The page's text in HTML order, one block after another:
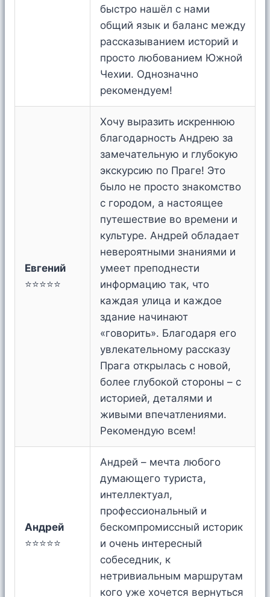
быстро нашёл с нами
общий язык и баланс между
рассказыванием историй и
просто любованием Южной
Чехии. Однозначно
рекомендуем!
Евгений
⭐⭐⭐⭐⭐
Хочу выразить искреннюю
благодарность Андрею за
замечательную и глубокую
экскурсию по Праге! Это
было не просто знакомство
с городом, а настоящее
путешествие во времени и
культуре. Андрей обладает
невероятными знаниями и
умеет преподнести
информацию так, что
каждая улица и каждое
здание начинают
«говорить». Благодаря его
увлекательному рассказу
Прага открылась с новой,
более глубокой стороны – с
историей, деталями и
живыми впечатлениями.
Рекомендую всем!
Андрей
⭐⭐⭐⭐⭐
Андрей – мечта любого
думающего туриста,
интеллектуал,
профессиональный и
бескомпромиссный историк
и очень интересный
собеседник, к
нетривиальным маршрутам
кого уже хочется вернуться